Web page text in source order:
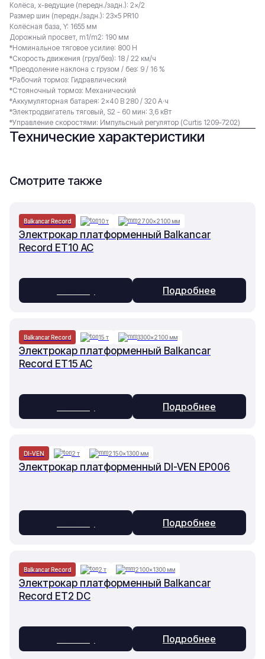
Колёса, x-ведущие (передн./задн.): 2×/2
Размер шин (передн./задн.): 23×5 PR10
Колёсная база, Y: 1655 мм
Дорожный просвет, m1/m2: 190 мм
*Номинальное тяговое усилие: 800 Н
*Скорость движения (груз/без): 18 / 22 км/ч
*Преодоление наклона c грузом / без: 9 / 16 %
*Рабочий тормоз: Гидравлический
*Стояночный тормоз: Механический
*Аккумуляторная батарея: 2×40 В 280 / 320 А·ч
*Электродвигатель тяговый, S2 - 60 мин: 3,6 кВт
*Управление скоростями: Импульсный регулятор (Curtis 1209-7202)
Технические характеристики
Смотрите также
Электрокар платформенный Balkancar
Record ET10 AC
Balkancar Record 10 т 2700×2100 мм
Подробнее
Электрокар платформенный Balkancar
Record ET15 AC
Balkancar Record 15 т 3300×2100 мм
Подробнее
Электрокар платформенный DI-VEN EP006
DI-VEN 2 т 2150×1300 мм
Подробнее
Электрокар платформенный Balkancar
Record ET2 DC
Balkancar Record 2 т 2100×1300 мм
Подробнее